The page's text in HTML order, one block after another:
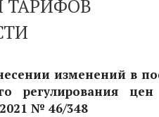
ТАРИФОВ
изменений в
регулирования
№ 46/348